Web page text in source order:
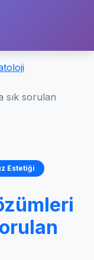
sık sorulan
Estetiği